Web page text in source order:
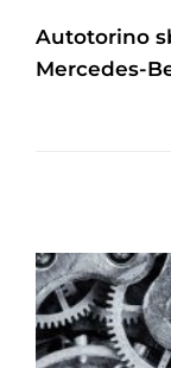
Autotorino
Mercedes-